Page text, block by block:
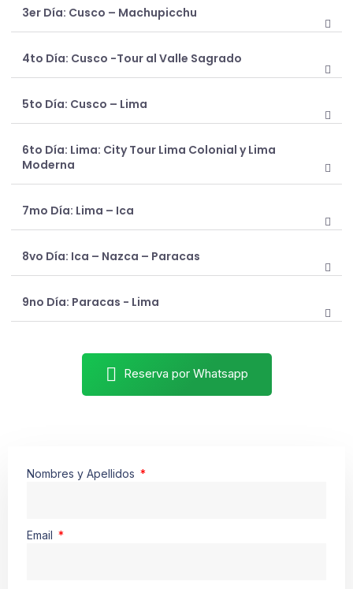
3er Día: Cusco – Machupicchu
4to Día: Cusco -Tour al Valle Sagrado
5to Día: Cusco – Lima
6to Día: Lima: City Tour Lima Colonial y Lima
Moderna
7mo Día: Lima – Ica
8vo Día: Ica – Nazca – Paracas
9no Día: Paracas - Lima
Reserva por Whatsapp
Nombres y Apellidos
Email